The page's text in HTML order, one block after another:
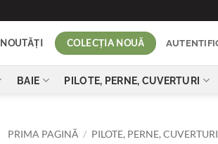
NOUTĂȚI COLECȚIA NOUĂ
BAIE PILOTE, PERNE, CUVERTURI
PRIMA PAGINĂ / PILOTE, PERNE, CUVERTURI